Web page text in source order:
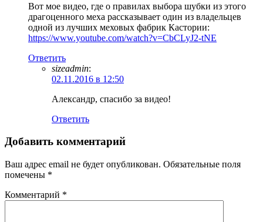
Вот мое видео, где о правилах выбора шубки из этого
драгоценного меха рассказывает один из владельцев
одной из лучших меховых фабрик Кастории:
https://www.youtube.com/watch?v=CbCLyJ2-tNE
Ответить
sizeadmin:
02.11.2016 в 12:50
Александр, спасибо за видео!
Ответить
Добавить комментарий
Ваш адрес email не будет опубликован. Обязательные поля
помечены *
Комментарий *